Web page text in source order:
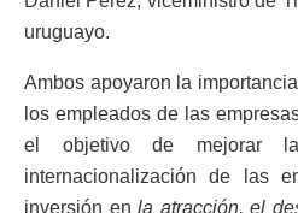
uruguayo.
Ambos apoyaron la
los empleados de las
el objetivo de mejorar
internacionalización de las
inversión enla atracción, el